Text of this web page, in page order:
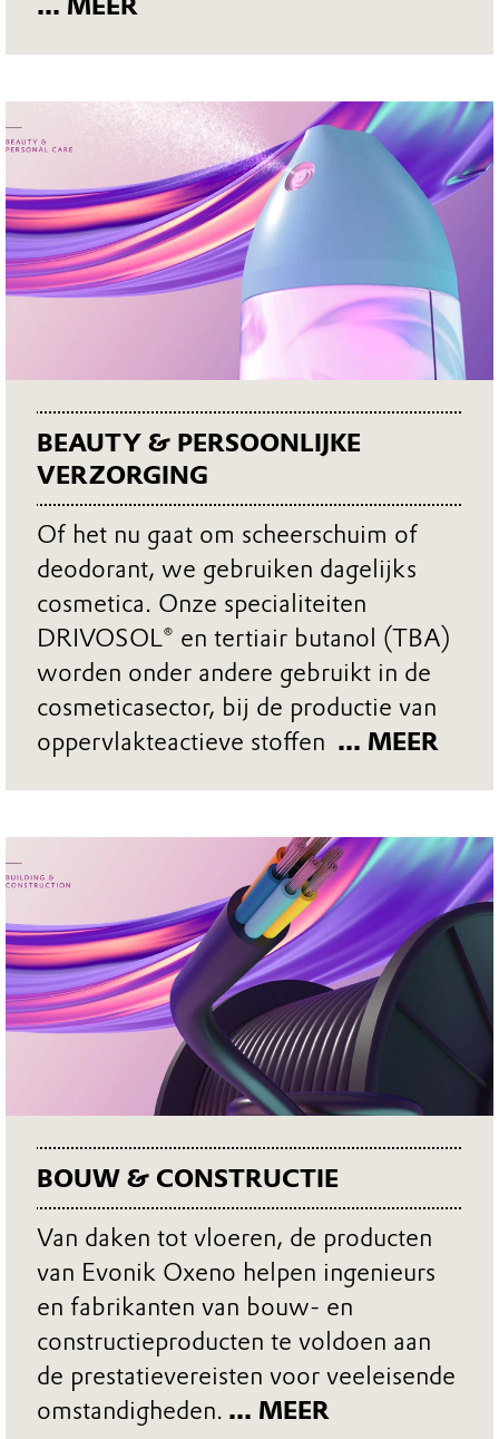
BEAUTY & PERSOONLIJKE
VERZORGING
Of het nu gaat om scheerschuim of
deodorant, we gebruiken dagelijks
cosmetica. Onze specialiteiten
DRIVOSOL® en tertiair butanol (TBA)
worden onder andere gebruikt in de
cosmeticasector, bij de productie van
oppervlakteactieve stoffen ... MEER
BOUW & CONSTRUCTIE
Van daken tot vloeren, de producten
van Evonik Oxeno helpen ingenieurs
en fabrikanten van bouw- en
constructieproducten te voldoen aan
de prestatievereisten voor veeleisende
omstandigheden. ... MEER